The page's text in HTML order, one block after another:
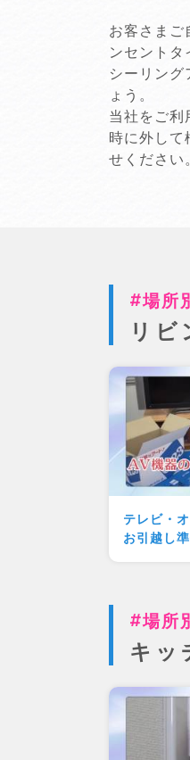
お客さまご
ンセントタ
シーリング
ょう。
当社をご利
時に外して
せください
場所
リビ
テレビ・
お引越し
場所
キッ